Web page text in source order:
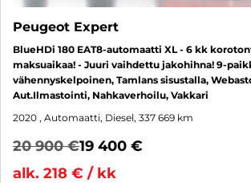
Peugeot Expert
BlueHDi 180 EAT8-automaatti XL - 6 kk
maksuaikaa! - Juuri vaihdettu jakohihna! 9-
vähennyskelpoinen, Tamlans sisustalla,
Aut.Ilmastointi, Nahkaverhoilu, Vakkari
2020 , Automaatti, Diesel, 337 669 km
20 900 €19 400 €
alk. 218 € / kk